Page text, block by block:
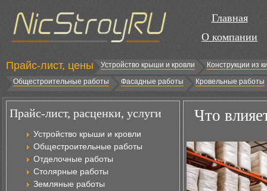
Главная
О компании
Прайс-лист, цены Устройство крыши и кровли
Конструкции из
Общестроительные работы
Фасадные работы Кровельные работы
Прайс-лист, расценки, услуги
Устройство крыши и кровли
Общестроительные работы
Отделочные работы
Столярные работы
Земляные работы
Что